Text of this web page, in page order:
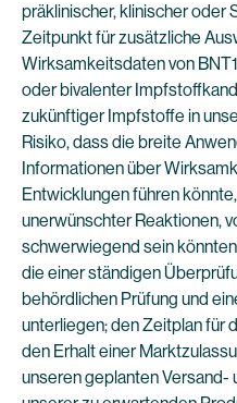
präklinischer, klinischer oder
Zeitpunkt für zusätzliche
Wirksamkeitsdaten von
oder bivalenter
zukünftiger Impfstoffe in
Risiko, dass die breite
Informationen über
Entwicklungen führen
unerwünschter Reaktionen,
schwerwiegend sein
die einer ständigen
behördlichen Prüfung und
unterliegen; den Zeitplan für
den Erhalt einer
unseren geplanten Versand-